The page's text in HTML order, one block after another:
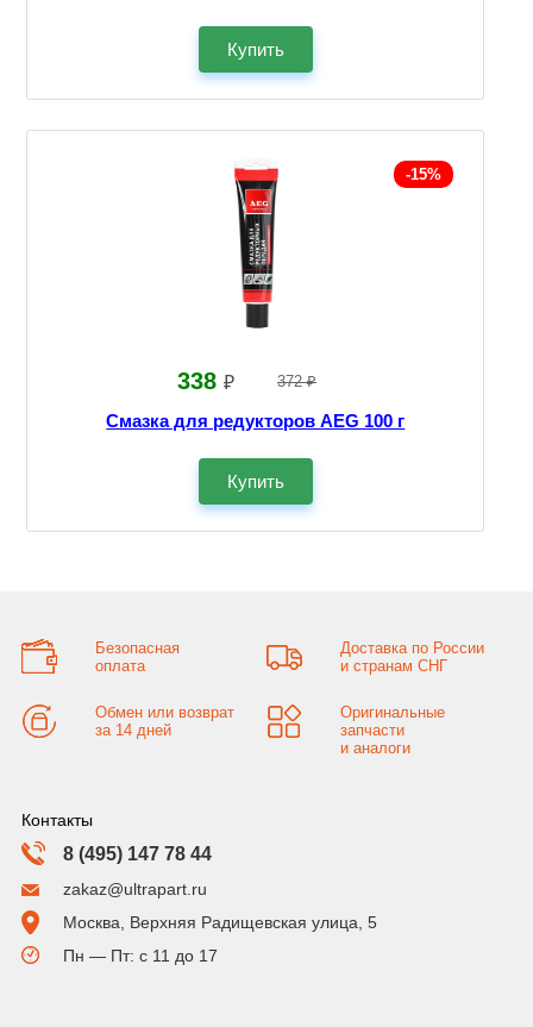
Купить
-15%
338 ₽ 372 ₽
Смазка для редукторов AEG 100 г
Купить
Безопасная
оплата
Доставка по России
и странам СНГ
Обмен или возврат
за 14 дней
Оригинальные
запчасти
и аналоги
Контакты
8 (495) 147 78 44
zakaz@ultrapart.ru
Москва, Верхняя Радищевская улица, 5
Пн — Пт: с 11 до 17